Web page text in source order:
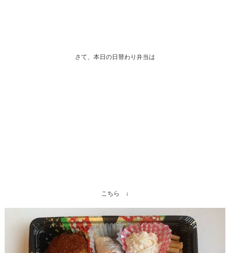
さて、本日の日替わり弁当は
こちら ↓